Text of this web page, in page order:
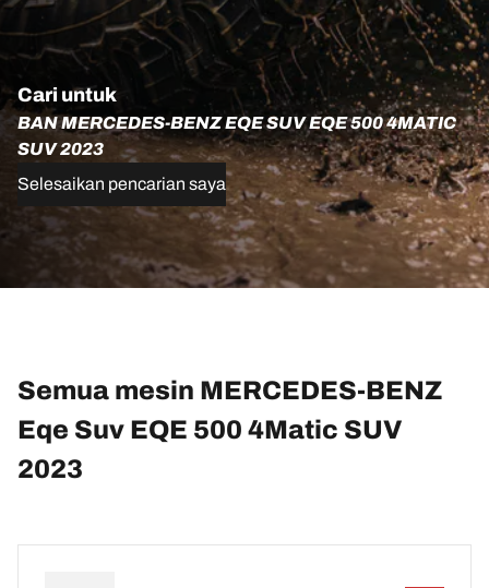
Cari untuk
BAN MERCEDES-BENZ EQE SUV EQE 500 4MATIC
SUV 2023
Selesaikan pencarian saya
Semua mesin MERCEDES-BENZ
Eqe Suv EQE 500 4Matic SUV
2023